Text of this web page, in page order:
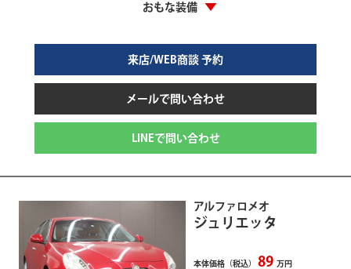
おもな装備
来店/WEB商談 予約
メールで問い合わせ
LINEで問い合わせ
アルファロメオ
ジュリエッタ
本体価格（税込） 89 万円